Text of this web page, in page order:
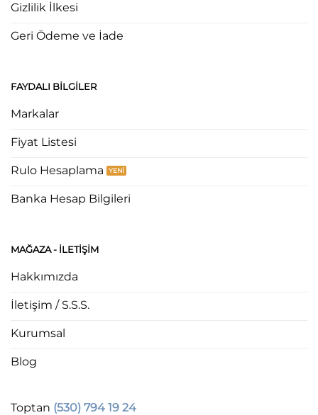
Gizlilik İlkesi
Geri Ödeme ve İade
FAYDALI BILGILER
Markalar
Fiyat Listesi
Rulo Hesaplama
Banka Hesap Bilgileri
MAĞAZA - ILETIŞIM
Hakkımızda
İletişim / S.S.S.
Kurumsal
Blog
Toptan (530) 794 19 24